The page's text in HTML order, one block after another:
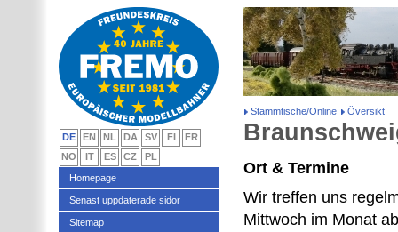
Stammtische/Online Översikt
Ort & Termine
Wir treffen uns
Mittwoch im Monat
DE EN NL DA SV FI
FR
NO
IT ES CZ
PL
Homepage
Senast uppdaterade sidor
Sitemap